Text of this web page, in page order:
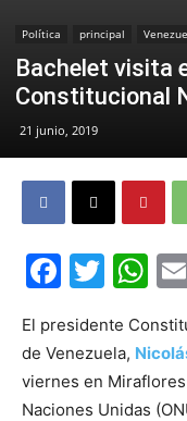
Política principal
Bachelet visita
Constitucional
21 junio, 2019
El presidente
de Venezuela,
viernes en
Naciones Unidas